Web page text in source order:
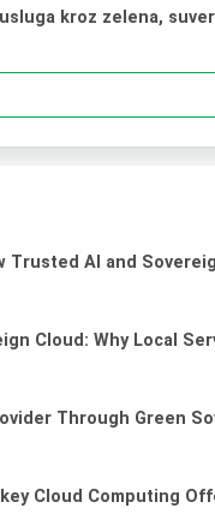
kroz zelena,
Trusted AI and
Cloud: Why Local
Through Green
Cloud Computing